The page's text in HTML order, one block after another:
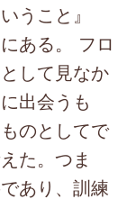
うこと』
ある。 フロ
して見なか
出会うも
のとしてで
た。つま
あり、訓練